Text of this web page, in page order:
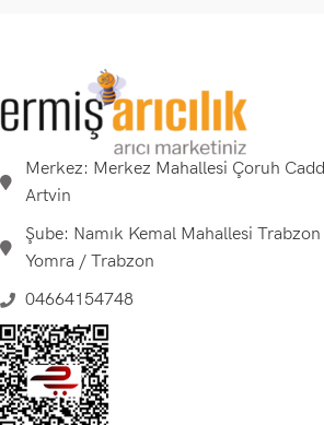
Merkez: Merkez Mahallesi Çoruh
Artvin
Şube: Namık Kemal Mahallesi
Yomra / Trabzon
04664154748